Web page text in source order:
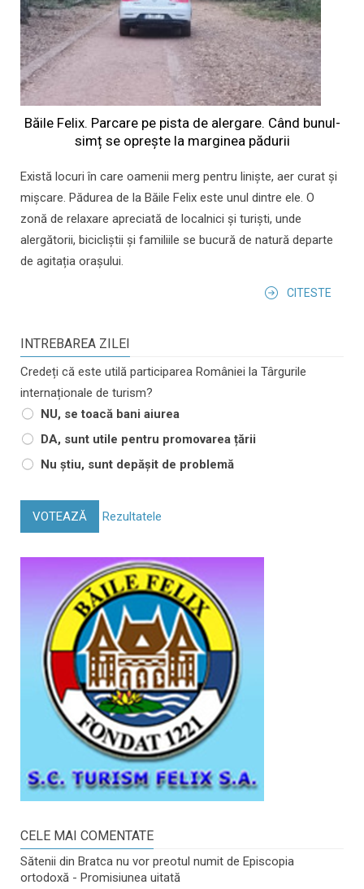
Băile Felix. Parcare pe pista de alergare. Când bunul-
simț se oprește la marginea pădurii
Există locuri în care oamenii merg pentru liniște, aer curat și
mișcare. Pădurea de la Băile Felix este unul dintre ele. O
zonă de relaxare apreciată de localnici și turiști, unde
alergătorii, bicicliștii și familiile se bucură de natură departe
de agitația orașului.
CITESTE
INTREBAREA ZILEI
Credeți că este utilă participarea României la Târgurile
internaționale de turism?
NU, se toacă bani aiurea
DA, sunt utile pentru promovarea țării
Nu știu, sunt depășit de problemă
VOTEAZĂ Rezultatele
CELE MAI COMENTATE
Sătenii din Bratca nu vor preotul numit de Episcopia
ortodoxă - Promisiunea uitată